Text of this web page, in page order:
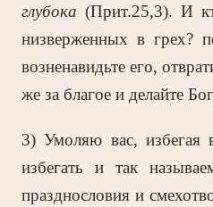
глубока (Прит.25,3). И
низверженных в грех?
возненавидьте его,
же за благое и делайте
3) Умоляю вас, избегая
избегать и так
празднословия и